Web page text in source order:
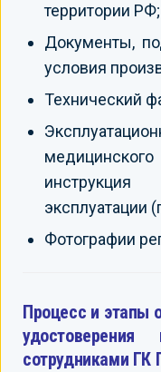
территории РФ;
Документы,
условия
Технический
эксплуатации
Фотографии
Процесс и этапы
сотрудниками ГК